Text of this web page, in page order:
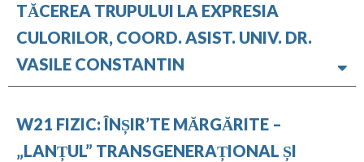
TĂCEREA TRUPULUI LA EXPRESIA
CULORILOR, COORD. ASIST. UNIV. DR.
VASILE CONSTANTIN
W21 FIZIC: ÎNȘIR’TE MĂRGĂRITE –
„LANȚUL” TRANSGENERAȚIONAL ȘI